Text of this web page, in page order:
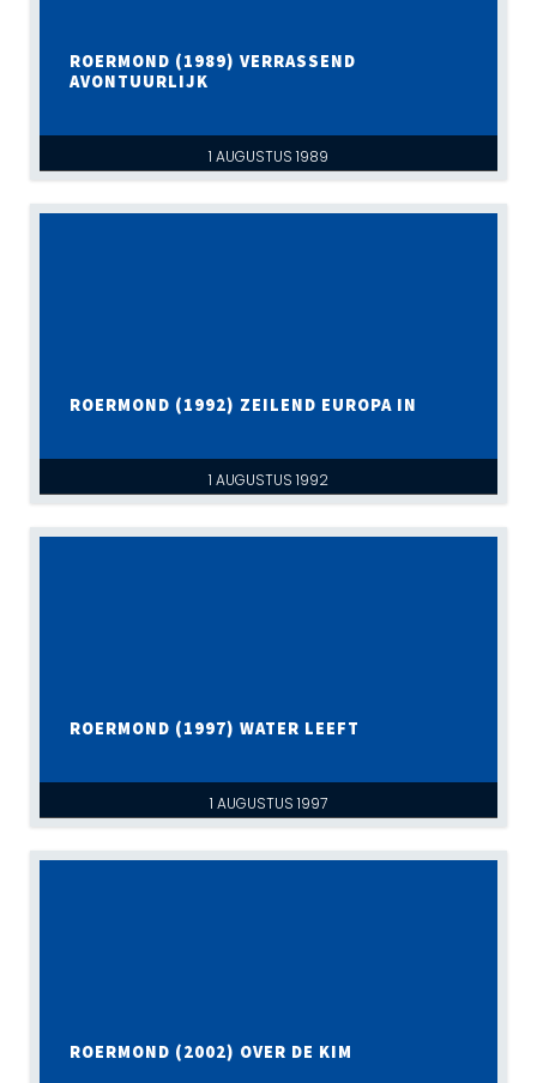
1 AUGUSTUS 1989
ROERMOND (1989) VERRASSEND
AVONTUURLIJK
1 AUGUSTUS 1992
ROERMOND (1992) ZEILEND EUROPA IN
1 AUGUSTUS 1997
ROERMOND (1997) WATER LEEFT
ROERMOND (2002) OVER DE KIM